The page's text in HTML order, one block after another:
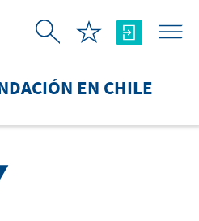
EN CHILE